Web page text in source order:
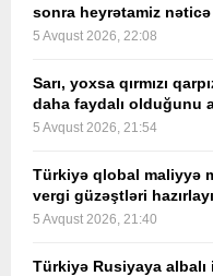
sonra heyrətamiz
5 Avqust 2026, 22:08
Sarı, yoxsa qırmızı
daha faydalı olduğunu
5 Avqust 2026, 21:54
Türkiyə qlobal maliyyə
vergi güzəştləri
5 Avqust 2026, 21:40
Türkiyə Rusiyaya albalı